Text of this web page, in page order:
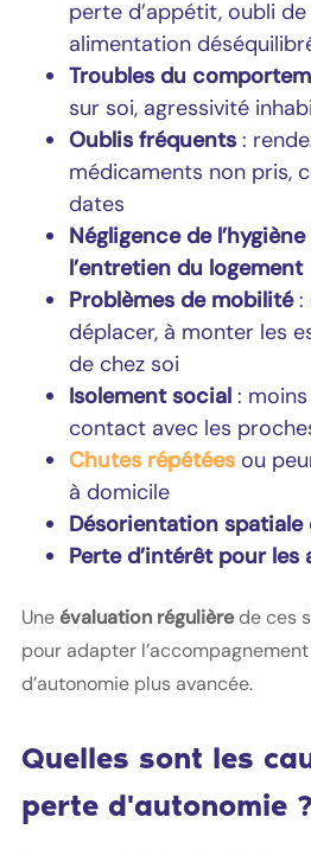
perte d’appétit, oubli de
alimentation
Troubles du
sur soi, agressivité
Oublis fréquents :
médicaments non pris,
dates
Négligence de
l’entretien du logement
Problèmes de mobilité:
déplacer, à monter les
de chez soi
Isolement social :
contact avec les
Chutes répétées ou
à domicile
Désorientation spatiale
Perte d’intérêt pour
Uneévaluation régulièrede ces
pour adapter
d’autonomie plus avancée.
Quelles sont les
perte d'autonomie ?